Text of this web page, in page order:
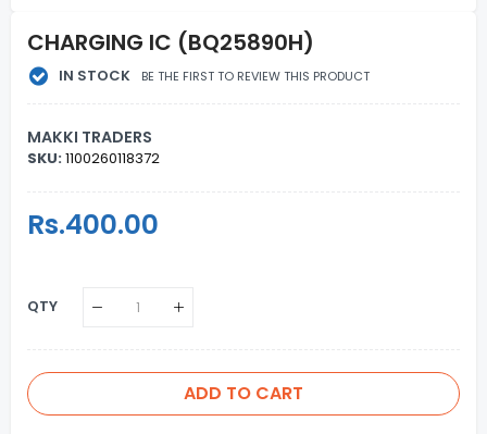
CHARGING IC (BQ25890H)
IN STOCK BE THE FIRST TO REVIEW THIS PRODUCT
MAKKI TRADERS
SKU:1100260118372
Regular
Price
Rs.400.00
QTY
ADD TO CART